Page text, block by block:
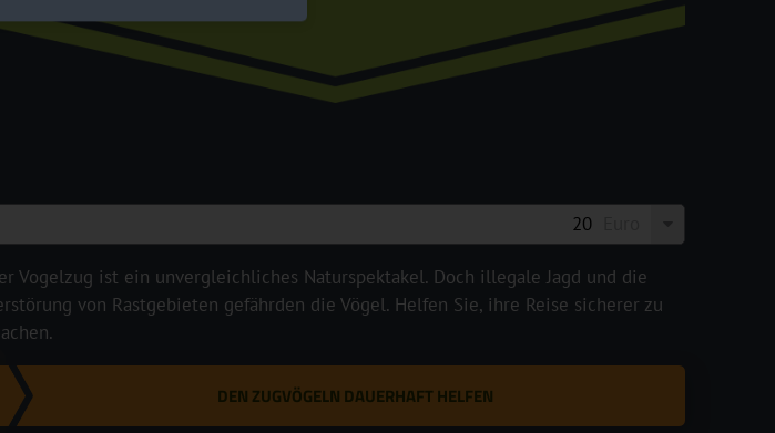
Vogelzug ist ein unvergleichliches Naturspektakel. Doch illegale Jagd und die
von Rastgebieten gefährden die Vögel. Helfen Sie, ihre Reise sicherer zu
DEN ZUGVÖGELN DAUERHAFT HELFEN